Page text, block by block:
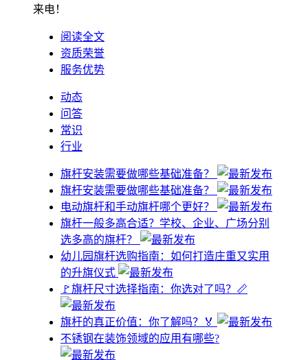
来电！
阅读全文
资质荣誉
服务优势
动态
问答
常识
行业
旗杆安装需要做哪些基础准备？
旗杆安装需要做哪些基础准备？
电动旗杆和手动旗杆哪个更好？
旗杆一般多高合适？学校、企业、广场分别
选多高的旗杆？
幼儿园旗杆选购指南：如何打造庄重又实用
的升旗仪式
🚩旗杆尺寸选择指南：你选对了吗？📏
旗杆的真正价值：你了解吗？🏅
不锈钢在装饰领域的应用有哪些?